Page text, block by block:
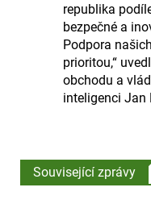
republika
bezpečné a
Podpora
prioritou,“
obchodu a
inteligenci Jan
Související zprávy